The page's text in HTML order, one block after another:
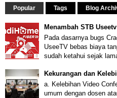
Popular Tags Blog
Menambah STB
Pada dasarnya bugs
UseeTV bebas biaya
sudah ketahui sejak
Kekurangan dan
a. Kelebihan Video
umum dengan dosen